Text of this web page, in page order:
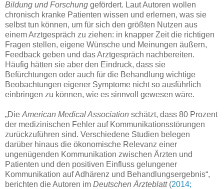
Bildung und Forschung gefördert. Laut Autoren wollen
chronisch kranke Patienten wissen und erlernen, was sie
selbst tun können, um für sich den größten Nutzen aus
einem Arztgespräch zu ziehen: in knapper Zeit die richtigen
Fragen stellen, eigene Wünsche und Meinungen äußern,
Feedback geben und das Arztgespräch nachbereiten.
Häufig hätten sie aber den Eindruck, dass sie
Befürchtungen oder auch für die Behandlung wichtige
Beobachtungen eigener Symptome nicht so ausführlich
einbringen zu können, wie es sinnvoll gewesen wäre.
„Die American Medical Association schätzt, dass 80 Prozent
der medizinischen Fehler auf Kommunikationsstörungen
zurückzuführen sind. Verschiedene Studien belegen
darüber hinaus die ökonomische Relevanz einer
ungenügenden Kommunikation zwischen Ärzten und
Patienten und den positiven Einfluss gelungener
Kommunikation auf Adhärenz und Behandlungsergebnis“,
berichten die Autoren im Deutschen Ärzteblatt(2014;